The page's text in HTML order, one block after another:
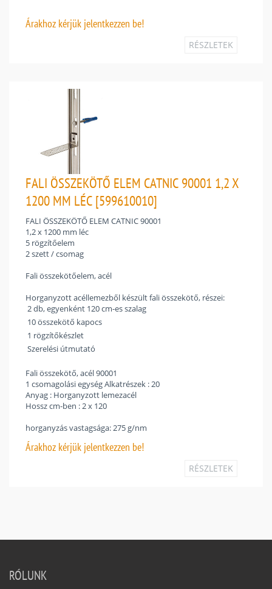
Árakhoz kérjük jelentkezzen be!
RÉSZLETEK
FALI ÖSSZEKÖTŐ ELEM CATNIC 90001 1,2 X
1200 MM LÉC [599610010]
FALI ÖSSZEKÖTŐ ELEM CATNIC 90001
1,2 x 1200 mm léc
5 rögzítőelem
2 szett / csomag
Fali összekötőelem, acél
Horganyzott acéllemezből készült fali összekötő, részei:
 2 db, egyenként 120 cm-es szalag
 10 összekötő kapocs
 1 rögzítőkészlet
 Szerelési útmutató
Fali összekötő, acél 90001
1 csomagolási egység Alkatrészek : 20
Anyag : Horganyzott lemezacél
Hossz cm-ben : 2 x 120
horganyzás vastagsága: 275 g/nm
Árakhoz kérjük jelentkezzen be!
RÉSZLETEK
RÓLUNK